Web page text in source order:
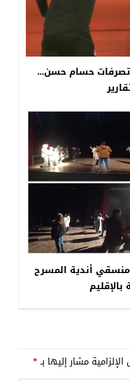
تصرفات حسام حسن…
منسقي أندية المسرح
مشار إليها بـ*